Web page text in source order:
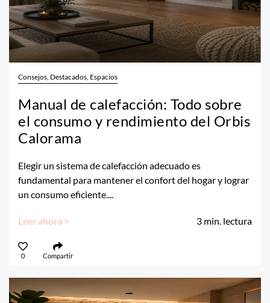
Consejos, Destacados, Espacios
Manual de calefacción: Todo sobre
el consumo y rendimiento del Orbis
Calorama
Elegir un sistema de calefacción adecuado es
fundamental para mantener el confort del hogar y lograr
un consumo eficiente....
Leer ahora > 3 min. lectura
0 Compartir